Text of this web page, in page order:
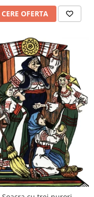
CERE OFERTA